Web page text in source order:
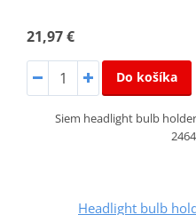
21,97 €
Do košíka
Siem headlight bulb
Headlight bulb